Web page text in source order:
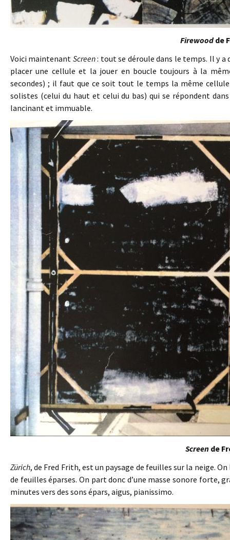
Firewoodde
Voici maintenant Screen: tout se déroule dans le temps. Il y a
placer une cellule et la jouer en boucle toujours à la
secondes) ; il faut que ce soit tout le temps la même
solistes (celui du haut et celui du bas) qui se répondent
lancinant et immuable.
Screende
Zürich, de Fred Frith, est un paysage de feuilles sur la neige.
de feuilles éparses. On part donc d’une masse sonore forte,
minutes vers des sons épars, aigus, pianissimo.